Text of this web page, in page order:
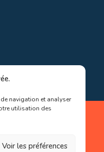
navigation et analyser
utilisation des
Voir les préférences